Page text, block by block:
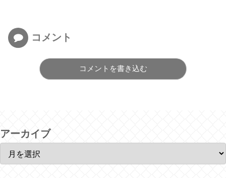
コメント
コメントを書き込む
アーカイブ